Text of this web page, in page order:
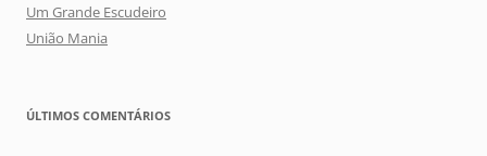
Um Grande Escudeiro
União Mania
ÚLTIMOS COMENTÁRIOS